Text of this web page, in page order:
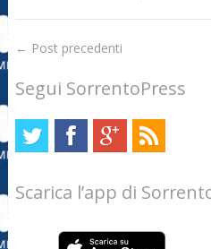
← Post precedenti
Segui SorrentoPress
Scarica l’app di